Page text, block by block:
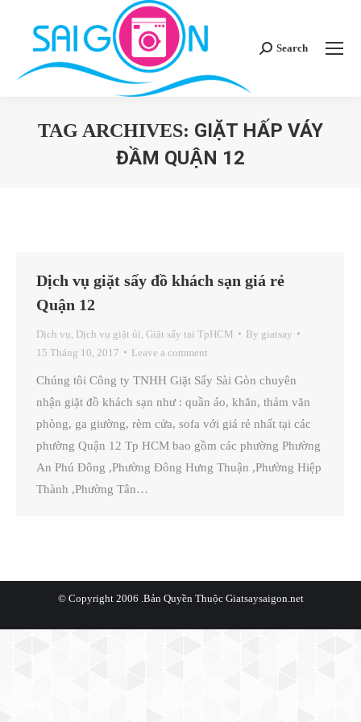
Search:
Search
TAG ARCHIVES: GIẶT HẤP VÁY
ĐẦM QUẬN 12
Dịch vụ giặt sấy đồ khách sạn giá rẻ
Quận 12
Dịch vụ Dịch vụ giặt ủi Giặt sấy tại TpHCM By giatsay
15 Tháng 10, 2017
Leave a comment
Chúng tôi Công ty TNHH Giặt Sấy Sài Gòn chuyên
nhận giặt đồ khách sạn như : quần áo, khăn, thảm văn
phòng, ga giường, rèm cửa, sofa với giá rẻ nhất tại các
phường Quận 12 Tp HCM bao gồm các phường Phường
An Phú Đông ,Phường Đông Hưng Thuận ,Phường Hiệp
Thành ,Phường Tân…
© Copyright 2006 .Bản Quyền Thuộc Giatsaysaigon.net